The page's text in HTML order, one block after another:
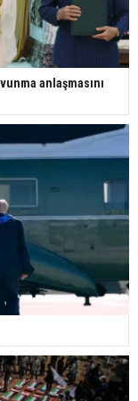
anlaşmasını